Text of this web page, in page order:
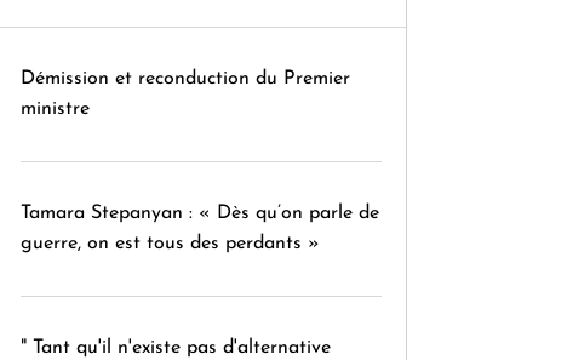
Démission et reconduction du Premier
ministre
Tamara Stepanyan : « Dès qu’on parle de
guerre, on est tous des perdants »
" Tant qu'il n'existe pas d'alternative